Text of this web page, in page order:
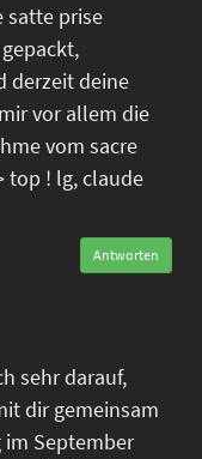
satte prise
derzeit deine
vor allem die
vom sacre
top ! lg, claude
Antworten
sehr darauf,
dir gemeinsam
September